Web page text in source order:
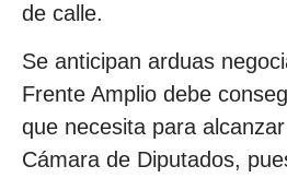
de calle.
Se anticipan arduas
Frente Amplio debe
que necesita para
Cámara de Diputados,